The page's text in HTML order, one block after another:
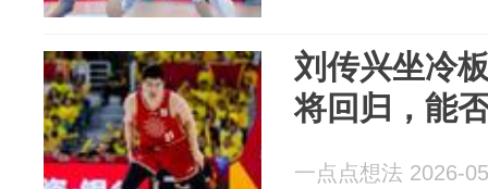
刘传兴坐冷
将回归，能
一点点想法 2026-